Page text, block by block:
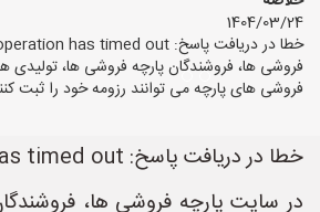
1404/03/24
فروشی ها، فروشندگان پارچه فروشی ها، تولیدی
فروشی های پارچه می توانند رزومه خود را ثبت
خطا در دریافت پاسخ: The operation has timed out
در سایت پارچه فروشی ها،